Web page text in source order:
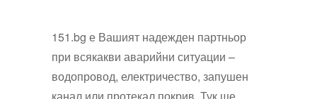
151.bg е Вашият надежден партньор
при всякакви аварийни ситуации –
водопровод, електричество, запушен
канал или протекал покрив. Тук ще